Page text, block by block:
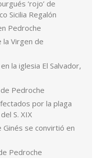
‘rojo’ de
Sicilia Regalón
Pedroche
la Virgen de
la iglesia El Salvador,
Pedroche
por la plaga
S. XIX
Ginés se convirtió en
Pedroche